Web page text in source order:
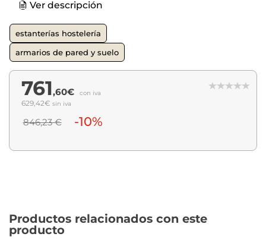
Ver descripción
estanterías hostelería
armarios de pared y suelo
761,60€ con iva
629,42€ sin iva
846,23 € -10%
Productos relacionados con este
producto